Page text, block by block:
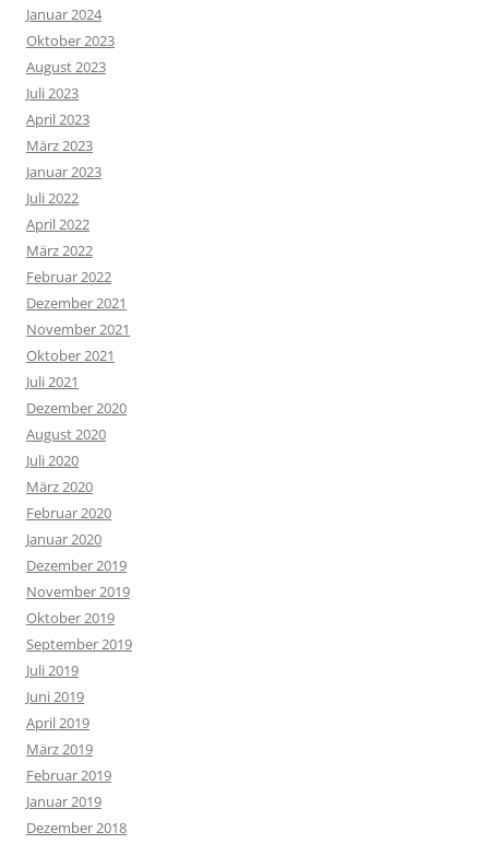
Januar 2024
Oktober 2023
August 2023
Juli 2023
April 2023
März 2023
Januar 2023
Juli 2022
April 2022
März 2022
Februar 2022
Dezember 2021
November 2021
Oktober 2021
Juli 2021
Dezember 2020
August 2020
Juli 2020
März 2020
Februar 2020
Januar 2020
Dezember 2019
November 2019
Oktober 2019
September 2019
Juli 2019
Juni 2019
April 2019
März 2019
Februar 2019
Januar 2019
Dezember 2018